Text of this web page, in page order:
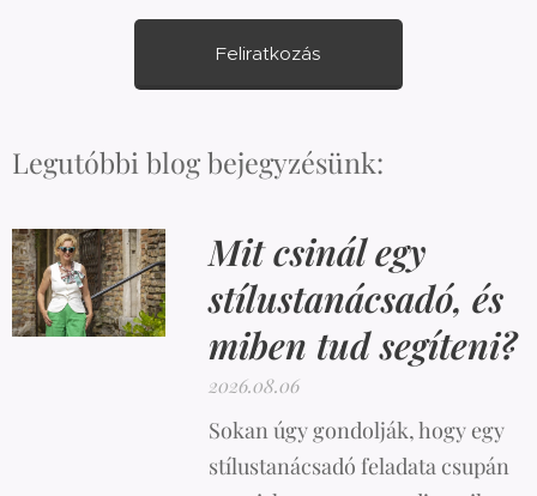
Feliratkozás
Legutóbbi blog bejegyzésünk:
Mit csinál egy
stílustanácsadó, és
miben tud segíteni?
2026.08.06
Sokan úgy gondolják, hogy egy
stílustanácsadó feladata csupán